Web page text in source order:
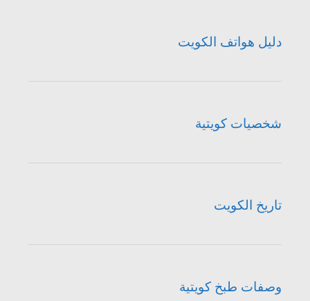
دليل هواتف الكويت
شخصيات كويتية
تاريخ الكويت
وصفات طبخ كويتية